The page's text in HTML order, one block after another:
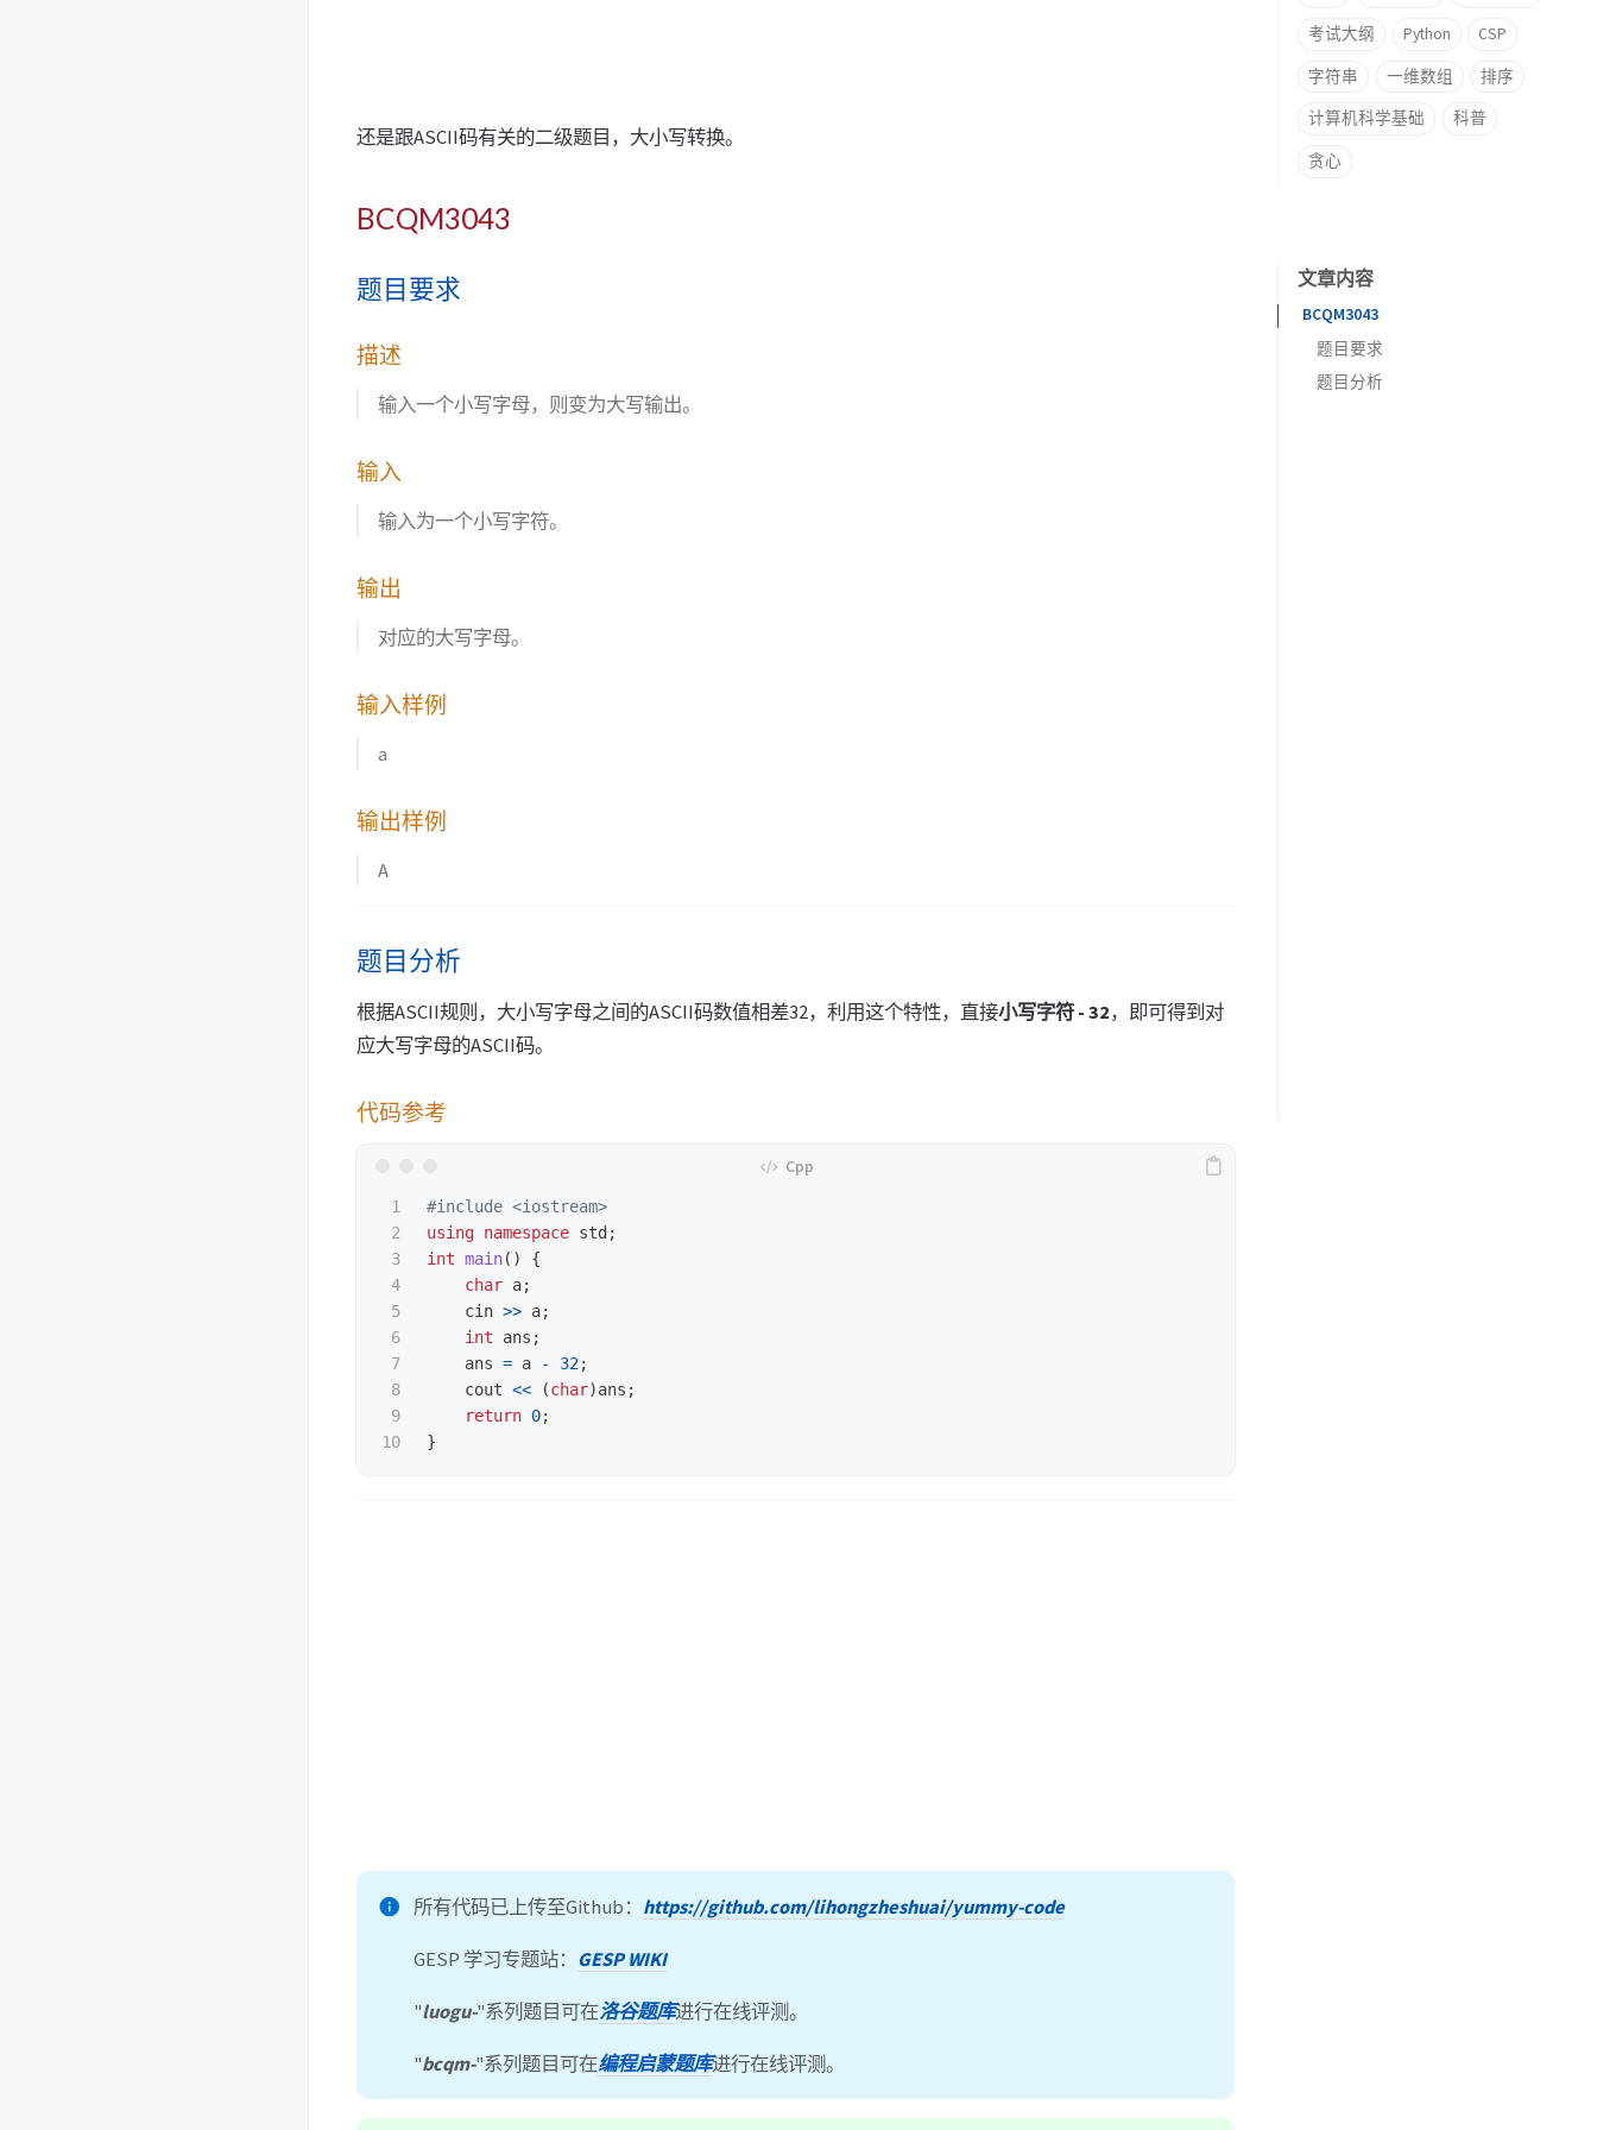
还是跟ASCII码有关的二级题目，大小写转换。
BCQM3043
题目要求
描述
输入一个小写字母，则变为大写输出。
输入
输入为一个小写字符。
输出
对应的大写字母。
输入样例
a
输出样例
A
题目分析
根据ASCII规则，大小写字母之间的ASCII码数值相差32，利用这个特性，直接小写字符 - 32 ，即可得到对
应大写字母的ASCII码。
代码参考
1
2
3
4
5
6
7
8
9
#include <iostream>
using namespace std ;
int main()
{
char a;
cin >> a;
int
ans ;
ans = a - 32;
cout << (char)ans ;
return 0;
}
所有代码已上传至Github： https://github.com/lihongzheshuai/yummy-code
GESP 学习专题站： GESP WIKI
"luogu-"系列题目可在洛谷题库进行在线评测。
"bcqm-"系列题目可在编程启蒙题库进行在线评测。
考试大纲 Python CSP
字符串 一维数组 排序
计算机科学基础 科普
贪心
文章内容
BCQM3043
题目要求
描述
题目分析